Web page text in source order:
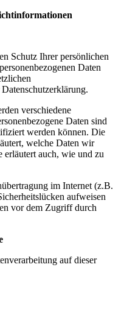
Schutz Ihrer persönlichen
Daten
verschiedene
Daten sind
werden können. Die
welche Daten wir
erläutert auch, wie und zu
im Internet (z.B.
aufweisen
vor dem Zugriff durch
auf dieser